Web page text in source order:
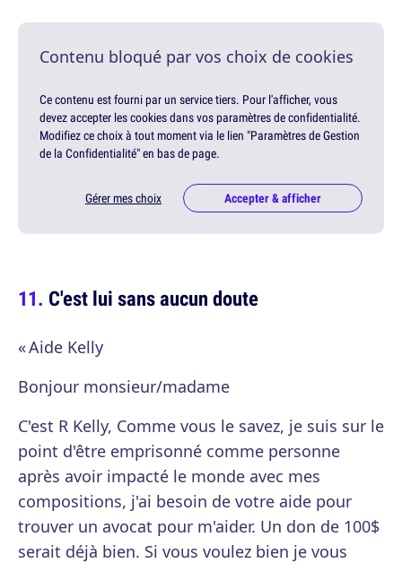
Contenu bloqué par vos choix de cookies
Ce contenu est fourni par un service tiers. Pour l'afficher, vous
devez accepter les cookies dans vos paramètres de confidentialité.
Modifiez ce choix à tout moment via le lien "Paramètres de Gestion
de la Confidentialité" en bas de page.
Gérer mes choix Accepter & afficher
C'est lui sans aucun doute
« Aide Kelly
Bonjour monsieur/madame
C'est R Kelly, Comme vous le savez, je suis sur le
point d'être emprisonné comme personne
après avoir impacté le monde avec mes
compositions, j'ai besoin de votre aide pour
trouver un avocat pour m'aider. Un don de 100$
serait déjà bien. Si vous voulez bien je vous